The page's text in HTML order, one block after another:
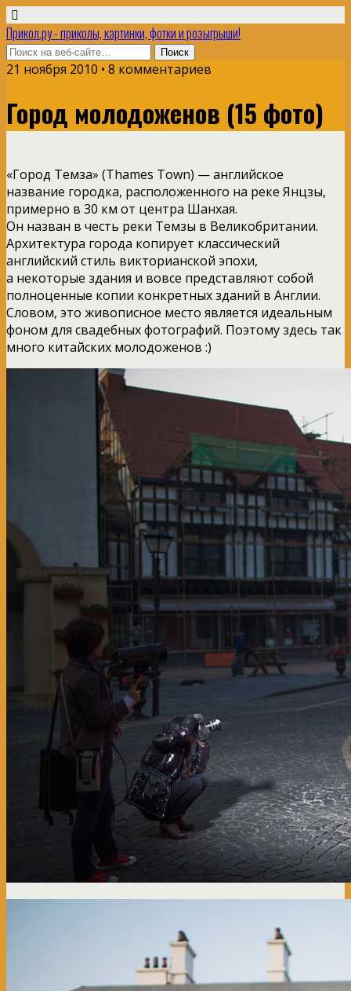
Прикол.ру - приколы, картинки, фотки и розыгрыши!
21 ноября 2010 • 8 комментариев
Город молодоженов (15 фото)
«Город Темза» (Thames Town) — английское
название городка, расположенного на реке Янцзы,
примерно в 30 км от центра Шанхая.
Он назван в честь реки Темзы в Великобритании.
Архитектура города копирует классический
английский стиль викторианской эпохи,
а некоторые здания и вовсе представляют собой
полноценные копии конкретных зданий в Англии.
Словом, это живописное место является идеальным
фоном для свадебных фотографий. Поэтому здесь так
много китайских молодоженов :)